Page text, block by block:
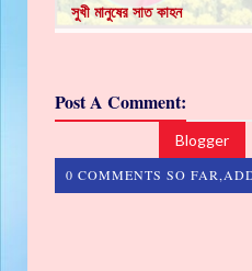
সুখী মানুষের সাত কাহন
Post A Comment:
Blogger
0 COMMENTS SO